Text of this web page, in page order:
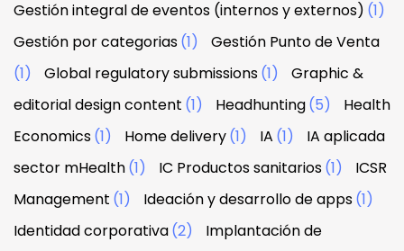
Gestión integral de eventos (internos y externos) (1)
Gestión por categorias(1)
Gestión Punto de Venta
(1)
Global regulatory submissions(1)
Graphic &
editorial design content (1) Headhunting(5)
Health
Economics(1) Home delivery(1) IA (1)
IA aplicada
sector mHealth(1) IC Productos sanitarios(1)
ICSR
Management (1) Ideación y desarrollo de apps(1)
Identidad corporativa(2)
Implantación de